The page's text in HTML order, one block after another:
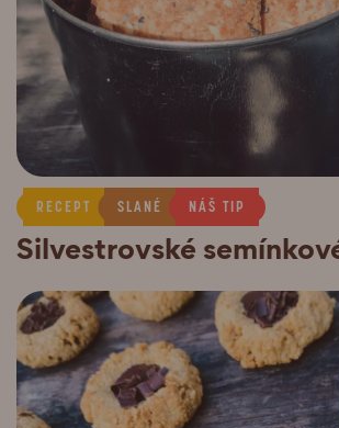
RECEPT SLANÉ NÁŠ TIP
Silvestrovské